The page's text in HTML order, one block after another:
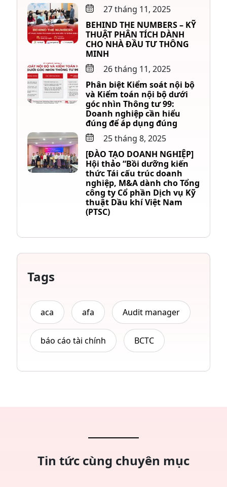
27 tháng 11, 2025
BEHIND THE NUMBERS – KỸ
THUẬT PHÂN TÍCH DÀNH
CHO NHÀ ĐẦU TƯ THÔNG
MINH
26 tháng 11, 2025
Phân biệt Kiểm soát nội bộ
và Kiểm toán nội bộ dưới
góc nhìn Thông tư 99:
Doanh nghiệp cần hiểu
đúng để áp dụng đúng
25 tháng 8, 2025
[ĐÀO TẠO DOANH NGHIỆP]
Hội thảo “Bồi dưỡng kiến
thức Tái cấu trúc doanh
nghiệp, M&A dành cho Tổng
công ty Cổ phần Dịch vụ Kỹ
thuật Dầu khí Việt Nam
(PTSC)
Tags
aca afa Audit manager
báo cáo tài chính BCTC
Tin tức cùng chuyên mục